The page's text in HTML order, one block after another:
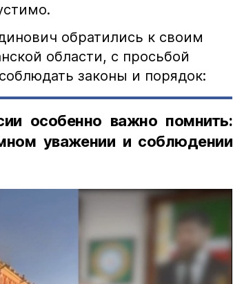
обратились к своим
области, с просьбой
законы и порядок:
особенно важно помнить:
уважении и соблюдении